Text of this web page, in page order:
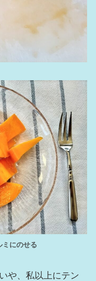
ミにのせる
や、私以上にテン